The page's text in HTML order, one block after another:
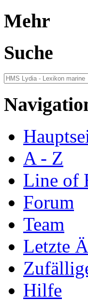
Mehr
Suche
A - Z
Line of
Forum
Team
Letzte
Hilfe